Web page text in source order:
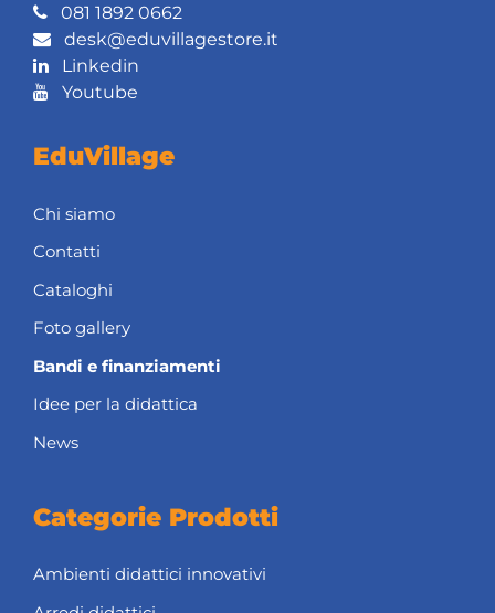
081 1892 0662
desk@eduvillagestore.it
Linkedin
Youtube
EduVillage
Chi siamo
Contatti
Cataloghi
Foto gallery
Bandi e finanziamenti
Idee per la didattica
News
Categorie Prodotti
Ambienti didattici innovativi